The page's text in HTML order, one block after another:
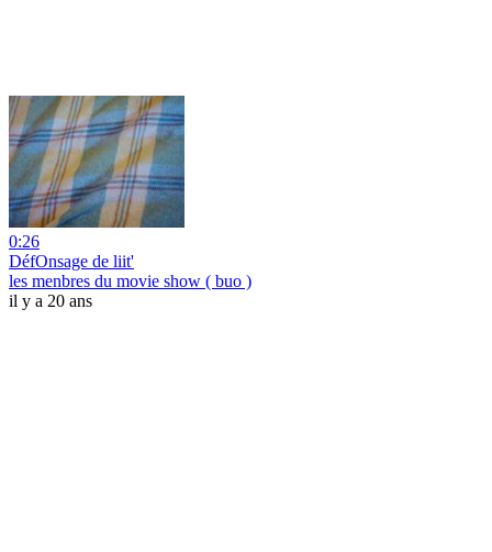
0:26
DéfOnsage de liit'
les menbres du movie show ( buo )
il y a 20 ans